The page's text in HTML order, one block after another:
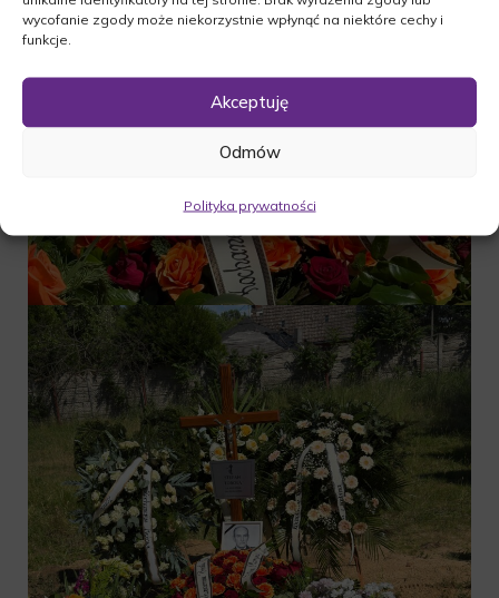
wycofanie zgody może niekorzystnie wpłynąć na niektóre cechy i
funkcje.
Akceptuję
Odmów
Polityka prywatności